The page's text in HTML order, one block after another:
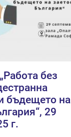
без
бъдещето на
29
г.